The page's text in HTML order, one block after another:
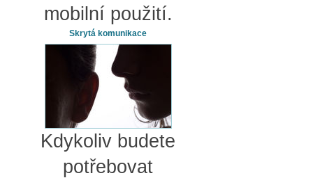
mobilní použití.
Skrytá komunikace
Kdykoliv budete
potřebovat